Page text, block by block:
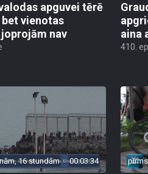
apguvei tērē
vienotas
nav
aina
410.
16 stundām 00:03:34